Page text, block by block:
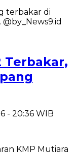
Terbakar,
- 20:36 WIB
KMP Mutiara